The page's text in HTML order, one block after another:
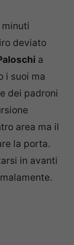
deviato
a
i suoi ma
dei padroni
area ma il
la porta.
in avanti